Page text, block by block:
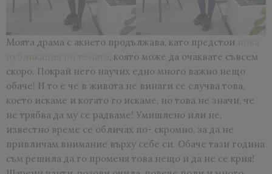
Моята драма с акнето продължава, като предстои
, която може да очаквате съвсем
скоро. Покрай него научих едно много важно нещо
обаче! И то е че в живота не винаги се случва това,
което искаме и когато го искаме, но това не значи, че
не трябва да му се радваме! Умишлено или не,
известно време се обличах по- скромно, за да не
привличам внимание върху себе си. Обаче тази година
съм решила да го променя това нещо и да не се крия!